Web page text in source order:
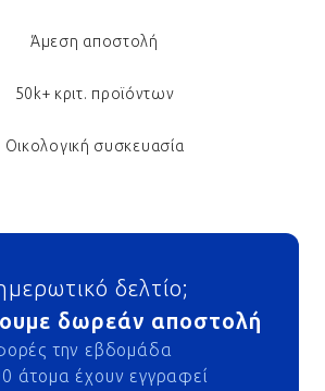
Άμεση αποστολή
50k+ κριτ. προϊόντων
Οικολογική συσκευασία
δελτίο;
δωρεάν αποστολή
την εβδομάδα
άτομα έχουν εγγραφεί